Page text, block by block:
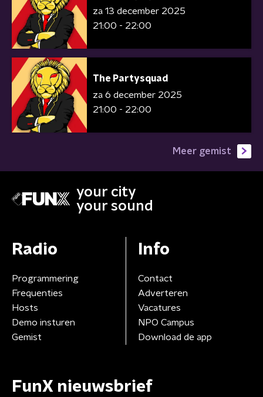
za 13 december 2025
21:00 - 22:00
The Partysquad
za 6 december 2025
21:00 - 22:00
Meer gemist
your city
your sound
Radio
Programmering
Frequenties
Hosts
Demo insturen
Gemist
Info
Contact
Adverteren
Vacatures
NPO Campus
Download de app
FunX nieuwsbrief